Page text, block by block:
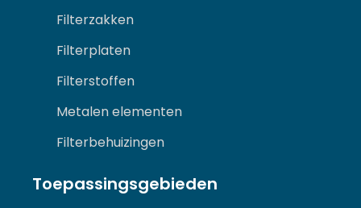
Filterzakken
Filterplaten
Filterstoffen
Metalen elementen
Filterbehuizingen
Toepassingsgebieden